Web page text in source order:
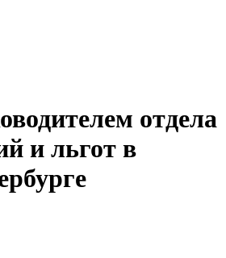
отдела
и льгот в